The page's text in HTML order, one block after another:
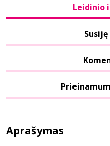
Leidinio
Aprašymas